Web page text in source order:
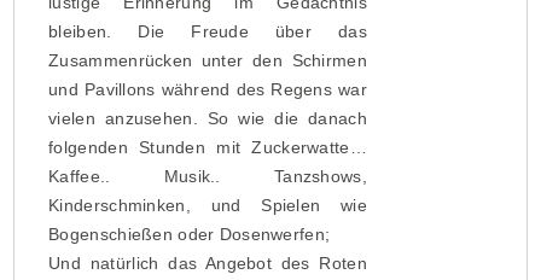
bleiben. Die Freude über das
Zusammenrücken unter den Schirmen
und Pavillons während des Regens war
vielen anzusehen. So wie die danach
folgenden Stunden mit Zuckerwatte…
Kaffee.. Musik.. Tanzshows,
Kinderschminken, und Spielen wie
Bogenschießen oder Dosenwerfen;
Und natürlich das Angebot des Roten